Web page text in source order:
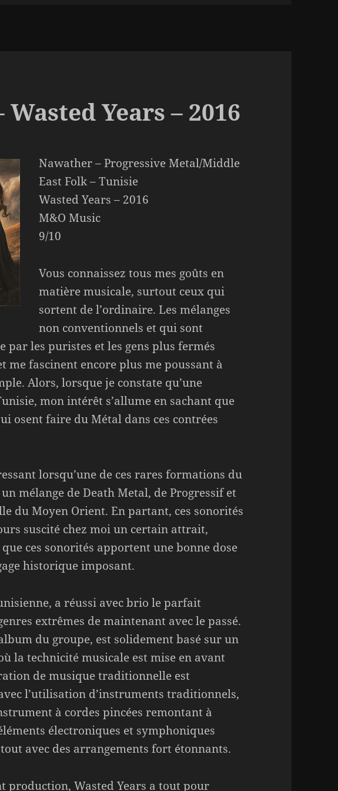
Years – 2016
Nawather – Progressive Metal/Middle
East Folk – Tunisie
Wasted Years – 2016
M&O Music
9/10
Vous connaissez tous mes goûts en
matière musicale, surtout ceux qui
sortent de l’ordinaire. Les mélanges
non conventionnels et qui sont
par les puristes et les gens plus fermés
me fascinent encore plus me poussant à
Alors, lorsque je constate qu’une
mon intérêt s’allume en sachant que
osent faire du Métal dans ces contrées
lorsqu’une de ces rares formations du
mélange de Death Metal, de Progressif et
du Moyen Orient. En partant, ces sonorités
suscité chez moi un certain attrait,
ces sonorités apportent une bonne dose
historique imposant.
a réussi avec brio le parfait
extrêmes de maintenant avec le passé.
du groupe, est solidement basé sur un
la technicité musicale est mise en avant
de musique traditionnelle est
l’utilisation d’instruments traditionnels,
à cordes pincées remontant à
électroniques et symphoniques
avec des arrangements fort étonnants.
production, Wasted Years a tout pour